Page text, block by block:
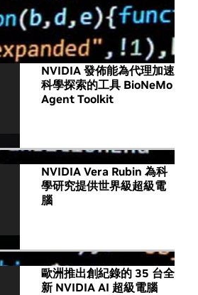
NVIDIA 發佈能為代理加速
科學探索的工具 BioNeMo
Agent Toolkit
NVIDIA Vera Rubin 為科
學研究提供世界級超級電
腦
歐洲推出創紀錄的 35 台全
新 NVIDIA AI 超級電腦